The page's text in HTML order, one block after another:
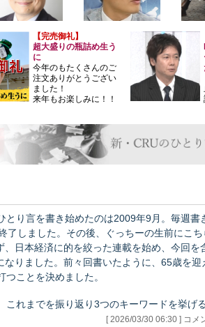
【完売御礼】
超大盛りの瓶詰め生う
に
今年のもたくさんのご
注文ありがとうござい
ました！
来年もお楽しみに！！
り言を書き始めたのは2009年9月。毎週書
了しました。その後、ぐっちーの生前にこち
日本経済に的を絞った連載を始め、今回を
りました。前々回書いたように、65歳を迎
ことを決めました。
れまでを振り返り3つのキーワードを挙げ
[ 2026/03/30 06:30 ] コメ